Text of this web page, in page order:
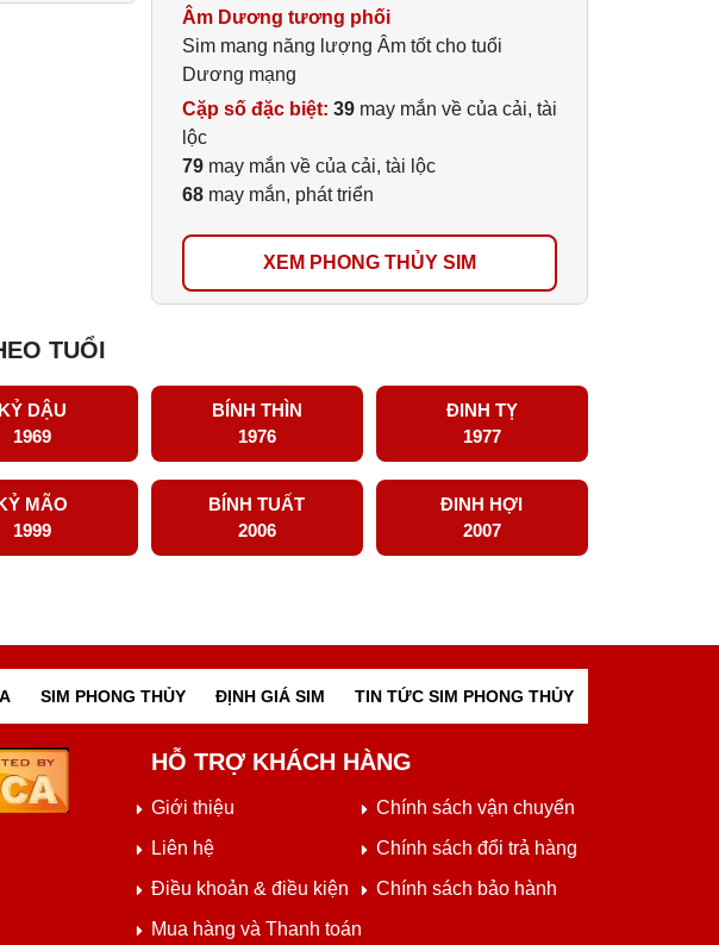
Âm Dương tương phối
Sim mang năng lượng Âm tốt cho tuổi
Dương mạng
Cặp số đặc biệt: 39may mắn về của cải, tài
lộc
79may mắn về của cải, tài lộc
68may mắn, phát triển
XEM PHONG THỦY SIM
TUỔI
KỶ DẬU
1969
BÍNH THÌN
1976
ĐINH TỴ
1977
MÃO
1999
BÍNH TUẤT
2006
ĐINH HỢI
2007
SIM PHONG THỦY ĐỊNH GIÁ SIM TIN TỨC SIM PHONG THỦY
HỖ TRỢ KHÁCH HÀNG
Giới thiệu
Liên hệ
Điều khoản & điều kiện
Mua hàng và Thanh toán
Chính sách vận chuyển
Chính sách đổi trả hàng
Chính sách bảo hành